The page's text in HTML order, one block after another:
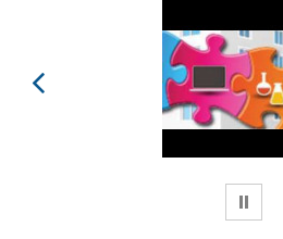
prev
WSTRZYMAJ